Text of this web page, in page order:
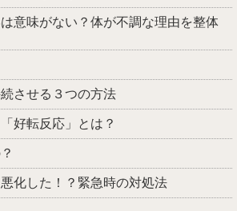
意味がない？体が不調な理由を整体
させる３つの方法
好転反応」とは？
化した！？緊急時の対処法